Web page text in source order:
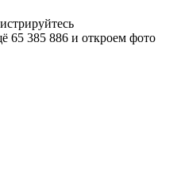
65 385 886 и откроем фото